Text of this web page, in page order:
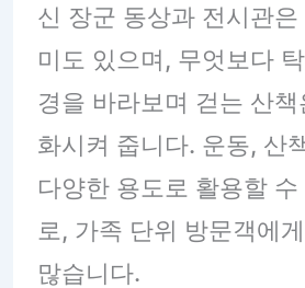
신 장군 동상과 전시관은
미도 있으며, 무엇보다
경을 바라보며 걷는 산책
화시켜 줍니다. 운동, 산
다양한 용도로 활용할 수
로, 가족 단위 방문객에
많습니다.